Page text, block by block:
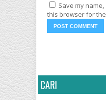
Save my
this browser for
CARI